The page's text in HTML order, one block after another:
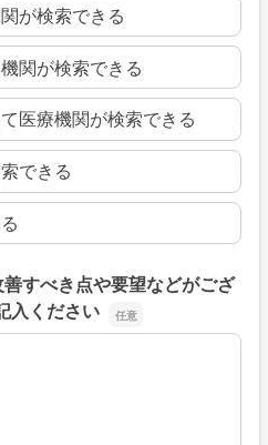
が検索できる
関が検索できる
医療機関が検索できる
できる
すべき点や要望などがござ
入ください
すべき点や要望などがござい